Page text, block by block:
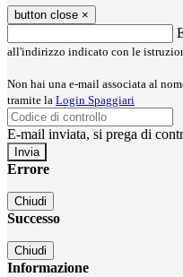
button close ×
all'indirizzo indicato con le
Non hai una e-mail associata al
tramite la Login Spaggiari
E-mail inviata, si prega di
Errore
Chiudi
Successo
Chiudi
Informazione